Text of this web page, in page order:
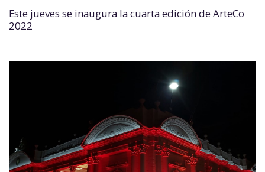
Este jueves se inaugura la cuarta edición de ArteCo
2022